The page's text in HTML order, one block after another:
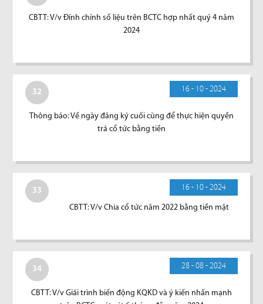
CBTT: V/v Đính chính số liệu trên BCTC hợp nhất quý 4 năm
2024
32 16 - 10 - 2024
Thông báo: Về ngày đăng ký cuối cùng để thực hiện quyền
trả cổ tức bằng tiền
33 16 - 10 - 2024
CBTT: V/v Chia cổ tức năm 2022 bằng tiền mặt
34 28 - 08 - 2024
CBTT: V/v Giải trình biến động KQKD và ý kiến nhấn mạnh